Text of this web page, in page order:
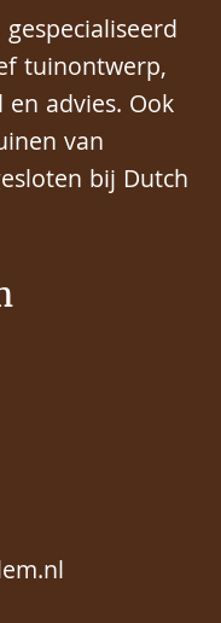
tuinontwerp,
advies. Ook
van
bij Dutch